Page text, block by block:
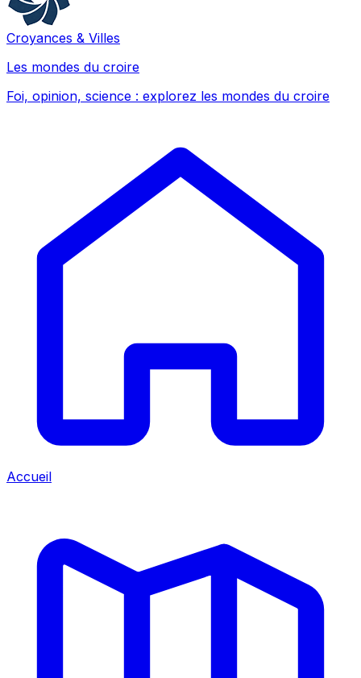
Croyances & Villes
Les mondes du croire
Foi, opinion, science : explorez les mondes du croire
Accueil